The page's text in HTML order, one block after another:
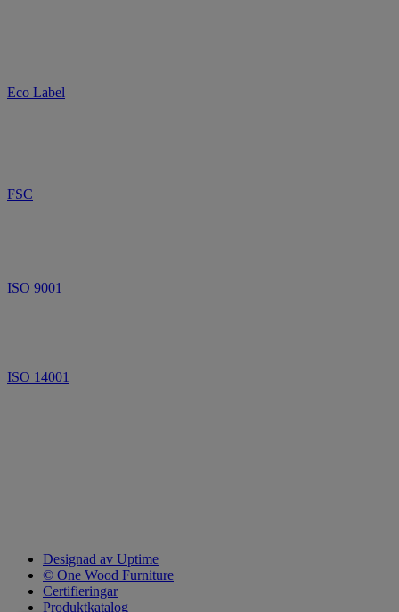
Eco Label
FSC
ISO 9001
ISO 14001
Designad av Uptime
© One Wood Furniture
Certifieringar
Produktkatalog